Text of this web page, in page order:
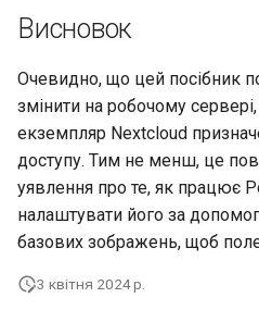
Висновок
Очевидно, що цей посібник
змінити на робочому
екземпляр Nextcloud
доступу. Тим не менш, це
уявлення про те, як працює
налаштувати його за
базових зображень, щоб
3 квітня 2024 р.